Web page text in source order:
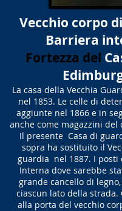
Vecchio corpo
Barriera
Fortezza del
La casa della Vecchia
nel 1853. Le celle di
aggiunte nel 1866 e in
anche come magazzini
Il presente Casa di
sopra ha sostituito il
guardia nel 1887. I posti
Interna dove sarebbe
grande cancello di
ciascun lato della strada.
alla porta del vecchio